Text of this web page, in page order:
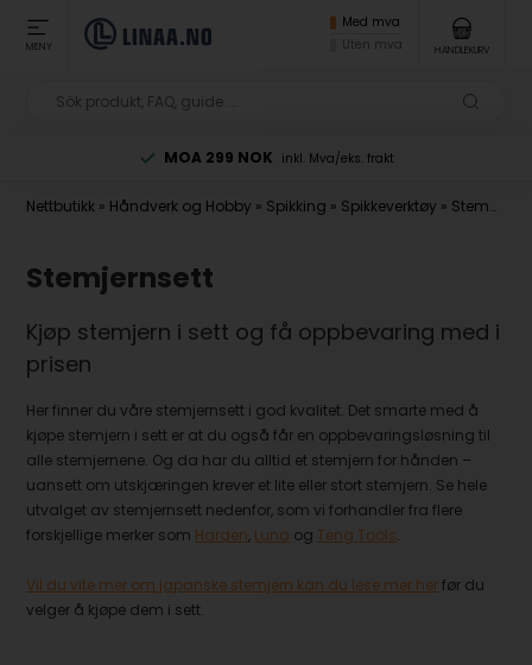
MENY
Med mva
Uten mva
HANDLEKURV
MOA 299 NOK inkl. Mva/eks. frakt
Nettbutikk » Håndverk og Hobby » Spikking » Spikkeverktøy » Stemmejern
Stemjernsett
Kjøp stemjern i sett og få oppbevaring med i
prisen
Her finner du våre stemjernsett i god kvalitet. Det smarte med å
kjøpe stemjern i sett er at du også får en oppbevaringsløsning til
alle stemjernene. Og da har du alltid et stemjern for hånden –
uansett om utskjæringen krever et lite eller stort stemjern. Se hele
utvalget av stemjernsett nedenfor, som vi forhandler fra flere
forskjellige merker som Harden, Luna og Teng Tools.
Vil du vite mer om japanske stemjern kan du lese mer herfør du
velger å kjøpe dem i sett.